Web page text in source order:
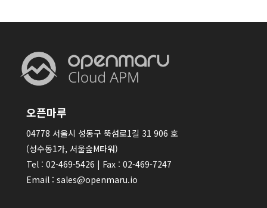
오픈마루
04778 서울시 성동구 뚝섬로1길 31 906 호
(성수동1가, 서울숲M타워)
Tel : 02-469-5426 | Fax : 02-469-7247
Email : sales@openmaru.io